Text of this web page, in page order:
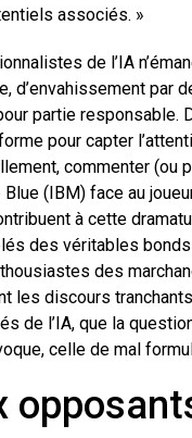
associés. »
de l’IA
d’envahissement par
partie responsable.
pour capter
commenter
(IBM) face au
à cette
des véritables
des
les discours
de l’IA, que la
celle de mal